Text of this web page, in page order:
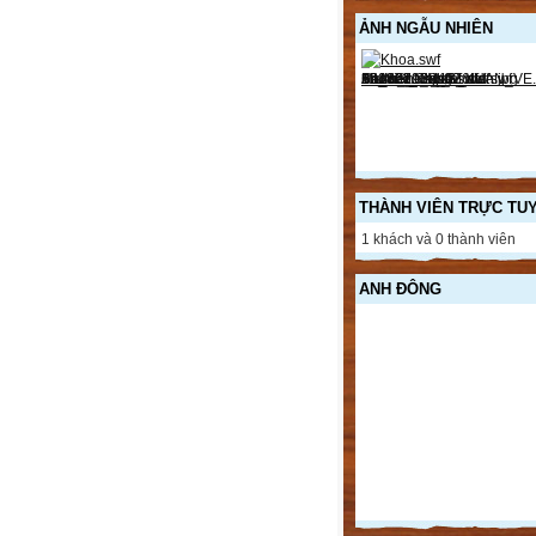
ẢNH NGẪU NHIÊN
THÀNH VIÊN TRỰC
1 khách và 0 thành viên
ANH ĐÔNG